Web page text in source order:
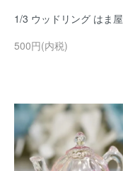
1/3 ウッドリング はま屋
500円(内税)